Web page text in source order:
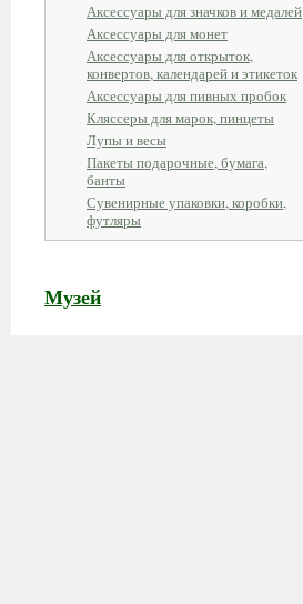
Аксессуары для значков и медалей
Аксессуары для монет
Аксессуары для открыток,
конвертов, календарей и этикеток
Аксессуары для пивных пробок
Кляссеры для марок, пинцеты
Лупы и весы
Пакеты подарочные, бумага,
банты
Сувенирные упаковки, коробки,
футляры
Музей